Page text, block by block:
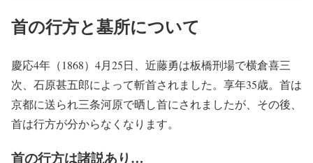
首の行方と墓所について
慶応4年（1868）4月25日、近藤勇は板橋刑場で横倉喜三
次、石原甚五郎によって斬首されました。享年35歳。首は
京都に送られ三条河原で晒し首にされましたが、その後、
首は行方が分からなくなります。
首の行方は諸説あり…